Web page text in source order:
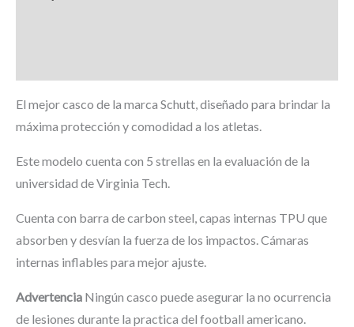
El mejor casco de la marca Schutt, diseñado para brindar la
máxima protección y comodidad a los atletas.
Este modelo cuenta con 5 strellas en la evaluación de la
universidad de Virginia Tech.
Cuenta con barra de carbon steel, capas internas TPU que
absorben y desvían la fuerza de los impactos. Cámaras
internas inflables para mejor ajuste.
Advertencia Ningún casco puede asegurar la no ocurrencia
de lesiones durante la practica del football americano.